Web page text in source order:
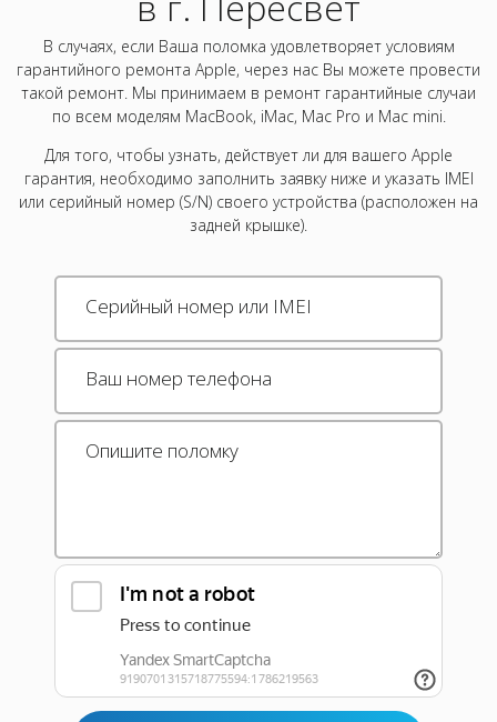
В случаях, если Ваша поломка удовлетворяет условиям
гарантийного ремонта Apple, через нас Вы можете провести
такой ремонт. Мы принимаем в ремонт гарантийные случаи
по всем моделям MacBook, iMac, Mac Pro и Mac mini.
Для того, чтобы узнать, действует ли для вашего Apple
гарантия, необходимо заполнить заявку ниже и указать IMEI
или серийный номер (S/N) своего устройства (расположен на
задней крышке).